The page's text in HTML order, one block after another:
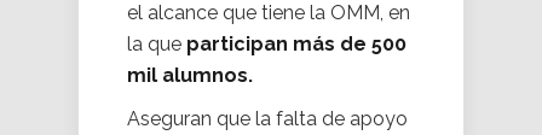
el alcance que tiene la OMM, en
la que participan más de 500
mil alumnos.
Aseguran que la falta de apoyo